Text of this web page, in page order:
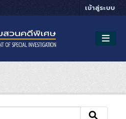
เข้าสู่ระบบ